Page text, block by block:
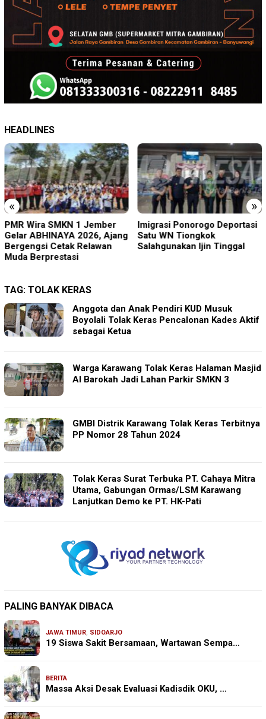
HEADLINES
« »
PMR Wira SMKN 1 Jember
Gelar ABHINAYA 2026, Ajang
Bergengsi Cetak Relawan
Muda Berprestasi
Imigrasi Ponorogo Deportasi
Satu WN Tiongkok
Salahgunakan Ijin Tinggal
TAG: TOLAK KERAS
Anggota dan Anak Pendiri KUD Musuk
Boyolali Tolak Keras Pencalonan Kades Aktif
sebagai Ketua
Warga Karawang Tolak Keras Halaman Masjid
Al Barokah Jadi Lahan Parkir SMKN 3
GMBI Distrik Karawang Tolak Keras Terbitnya
PP Nomor 28 Tahun 2024
Tolak Keras Surat Terbuka PT. Cahaya Mitra
Utama, Gabungan Ormas/LSM Karawang
Lanjutkan Demo ke PT. HK-Pati
PALING BANYAK DIBACA
JAWA TIMUR, SIDOARJO
19 Siswa Sakit Bersamaan, Wartawan Sempa…
BERITA
Massa Aksi Desak Evaluasi Kadisdik OKU, …